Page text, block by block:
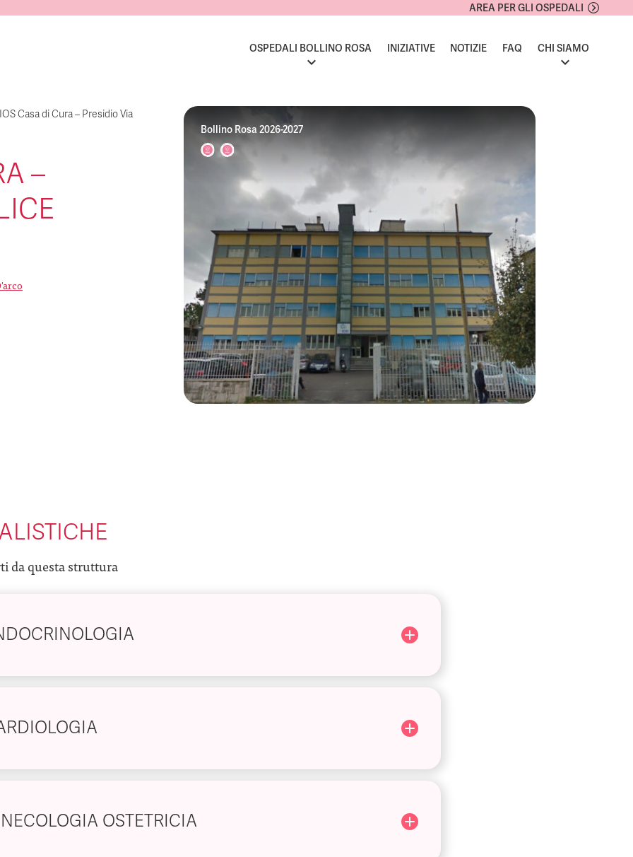
AREA PER GLI OSPEDALI
OSPEDALI BOLLINO ROSA INIZIATIVE NOTIZIE FAQ CHI SIAMO
IOS Casa di Cura – Presidio Via
–
Bollino Rosa 2026-2027
da questa struttura
OSTETRICIA